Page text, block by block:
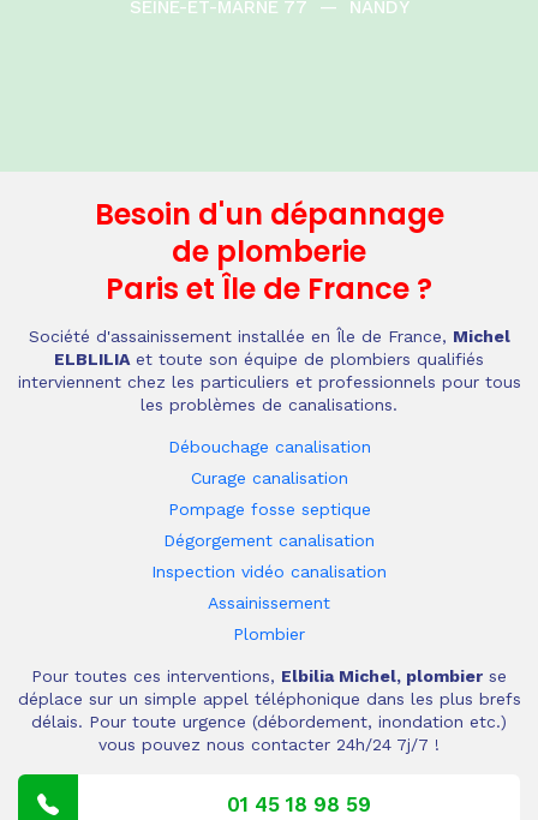
SEINE-ET-MARNE 77
— NANDY
Besoin d'un dépannage
de plomberie
Paris et Île de France ?
Société d'assainissement installée en Île de France, Michel
ELBLILIA et toute son équipe de plombiers qualifiés
interviennent chez les particuliers et professionnels pour tous
les problèmes de canalisations.
Débouchage canalisation
Curage canalisation
Pompage fosse septique
Dégorgement canalisation
Inspection vidéo canalisation
Assainissement
Plombier
Pour toutes ces interventions, Elbilia Michel, plombier se
déplace sur un simple appel téléphonique dans les plus brefs
délais. Pour toute urgence (débordement, inondation etc.)
vous pouvez nous contacter 24h/24 7j/7 !
01 45 18 98 59